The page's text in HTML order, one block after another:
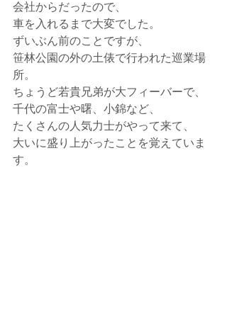
会社からだったので、
車を入れるまで大変でした。
ずいぶん前のことですが、
笹林公園の外の土俵で行われた巡業場
所。
ちょうど若貴兄弟が大フィーバーで、
千代の富士や曙、小錦など、
たくさんの人気力士がやって来て、
大いに盛り上がったことを覚えていま
す。